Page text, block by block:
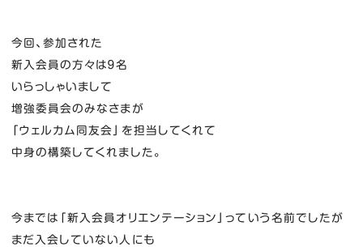
今回、参加された
新入会員の方々は９名
いらっしゃいまして
増強委員会のみなさまが
「ウェルカム同友会」を担当してくれて
中身の構築してくれました。
今までは「新入会員オリエンテーション」っていう名前でしたが
まだ入会していない人にも